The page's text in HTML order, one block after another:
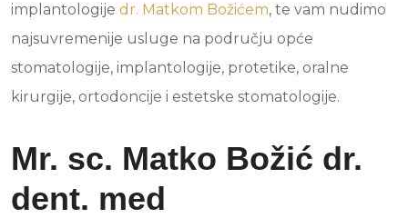
implantologije dr. Matkom Božićem, te vam nudimo
najsuvremenije usluge na području opće
stomatologije, implantologije, protetike, oralne
kirurgije, ortodoncije i estetske stomatologije.
Mr. sc. Matko Božić dr.
dent. med